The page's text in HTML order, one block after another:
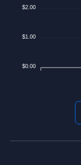
$2.00
$1.00
$0.00